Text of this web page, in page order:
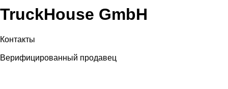
TruckHouse GmbH
Контакты
Верифицированный продавец